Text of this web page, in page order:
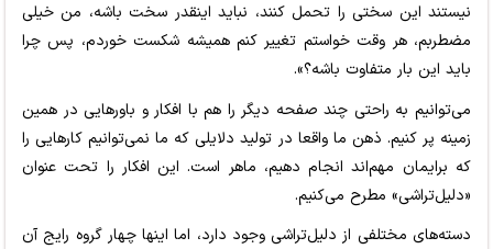
نیستند این سختی را تحمل کنند، نباید اینقدر سخت باشه، من خیلی
مضطربم، هر وقت خواستم تغییر کنم همیشه شکست خوردم، پس چرا
باید این بار متفاوت باشه؟».
می‌توانیم به راحتی چند صفحه دیگر را هم با افکار و باورهایی در همین
زمینه پر کنیم. ذهن ما واقعا در تولید دلایلی که ما نمی‌توانیم کارهایی را
که برایمان مهم‌اند انجام دهیم، ماهر است. این افکار را تحت عنوان
«دلیل‌تراشی» مطرح می‌کنیم.
دسته‌های مختلفی از دلیل‌تراشی وجود دارد، اما اینها چهار گروه رایج آن